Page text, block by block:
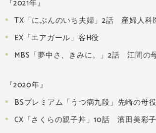
『2021年』
TX「にぶんのいち夫婦」2話 産婦人科
EX「エアガール」客H役
MBS「夢中さ、きみに。」2話 江間の
『2020年』
BSプレミアム「うつ病九段」先崎の母役
CX「さくらの親子丼」10話 濱田美彩